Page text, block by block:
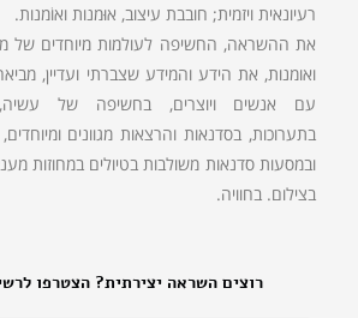
רוצים השראה יצירתית? הצטרפו
רעיונאית ויזמית; חובבת עיצוב, אוּמנות ואוֹמנות.
את ההשראה, החשיפה לעולמות מיוחדים של
ואומנות, את הידע והמידע שצברתי ועדיין,
עם אנשים ויוצרים, בחשיפה של עשיה,
בתערוכות, בסדנאות והרצאות מגוונים
ובמסעות סדנאות משולבות בטיולים במחוזות
בצילום. בחוויה.